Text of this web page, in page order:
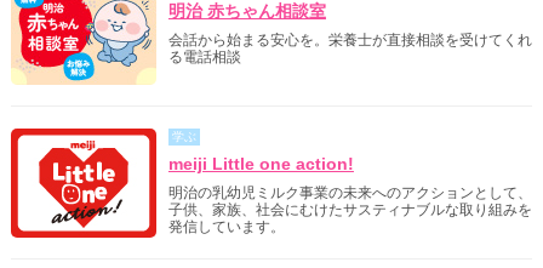
明治 赤ちゃん相談室
会話から始まる安心を。栄養士が直接相談を受けてくれ
る電話相談
学ぶ
meiji Little one action!
明治の乳幼児ミルク事業の未来へのアクションとして、
子供、家族、社会にむけたサスティナブルな取り組みを
発信しています。